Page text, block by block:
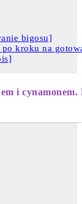
bigosu]
kroku na
i